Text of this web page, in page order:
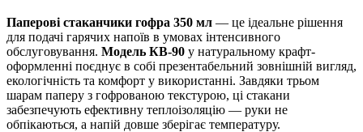
Паперові стаканчики гофра 350 мл — це ідеальне рішення
для подачі гарячих напоїв в умовах інтенсивного
обслуговування. Модель КВ-90 у натуральному крафт-
оформленні поєднує в собі презентабельний зовнішній вигляд,
екологічність та комфорт у використанні. Завдяки трьом
шарам паперу з гофрованою текстурою, ці стакани
забезпечують ефективну теплоізоляцію — руки не
обпікаються, а напій довше зберігає температуру.